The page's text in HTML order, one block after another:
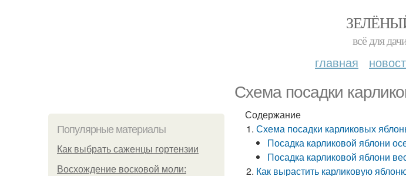
всё для
главная
Схема посадки
Популярные материалы
Как выбрать саженцы гортензии
Восхождение восковой моли:
Содержание
Схема посадки карликовых
Посадка карликовой яблони
Посадка карликовой яблони
Как вырастить карликовую